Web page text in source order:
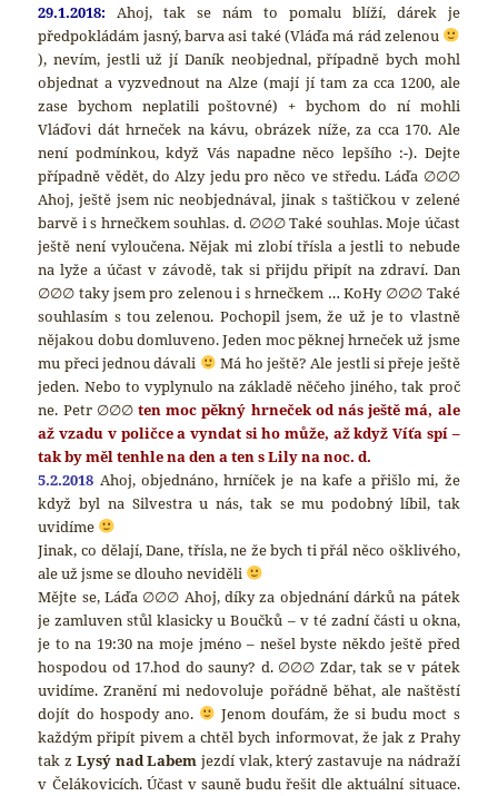
29.1.2018:
Ahoj, tak se nám to pomalu blíží, dárek je
předpokládám jasný, barva asi také (Vláďa má rád zelenou
), nevím, jestli už jí Daník neobjednal, případně bych mohl
objednat a vyzvednout na Alze (mají jí tam za cca 1200, ale
zase bychom neplatili poštovné) + bychom do ní mohli
Vláďovi dát hrneček na kávu, obrázek níže, za cca 170. Ale
není podmínkou, když Vás napadne něco lepšího :-). Dejte
případně vědět, do Alzy jedu pro něco ve středu. Láďa ∅∅∅
Ahoj, ještě jsem nic neobjednával, jinak s taštičkou v zelené
barvě i s hrnečkem souhlas. d. ∅∅∅ Také souhlas. Moje účast
ještě není vyloučena. Nějak mi zlobí třísla a jestli to nebude
na lyže a účast v závodě, tak si přijdu připít na zdraví. Dan
∅∅∅ taky jsem pro zelenou i s hrnečkem … KoHy ∅∅∅ Také
souhlasím s tou zelenou. Pochopil jsem, že už je to vlastně
nějakou dobu domluveno. Jeden moc pěknej hrneček už jsme
mu přeci jednou dávali
Má ho ještě? Ale jestli si přeje ještě
jeden. Nebo to vyplynulo na základě něčeho jiného, tak proč
ne. Petr ∅∅∅ten moc pěkný hrneček od nás ještě má, ale
až vzadu v poličce a vyndat si ho může, až když Víťa spí –
tak by měl tenhle na den a ten s Lily na noc. d.
5.2.2018 Ahoj, objednáno, hrníček je na kafe a přišlo mi, že
když byl na Silvestra u nás, tak se mu podobný líbil, tak
uvidíme
Jinak, co dělají, Dane, třísla, ne že bych ti přál něco ošklivého,
ale už jsme se dlouho neviděli
Mějte se, Láďa ∅∅∅ Ahoj, díky za objednání dárků na pátek
je zamluven stůl klasicky u Boučků – v té zadní části u okna,
je to na 19:30 na moje jméno – nešel byste někdo ještě před
hospodou od 17.hod do sauny? d. ∅∅∅ Zdar, tak se v pátek
uvidíme. Zranění mi nedovoluje pořádně běhat, ale naštěstí
dojít do hospody ano.
Jenom doufám, že si budu moct s
každým připít pivem a chtěl bych informovat, že jak z Prahy
tak z Lysý nad Labem jezdí vlak, který zastavuje na nádraží
v Čelákovicích. Účast v sauně budu řešit dle aktuální situace.